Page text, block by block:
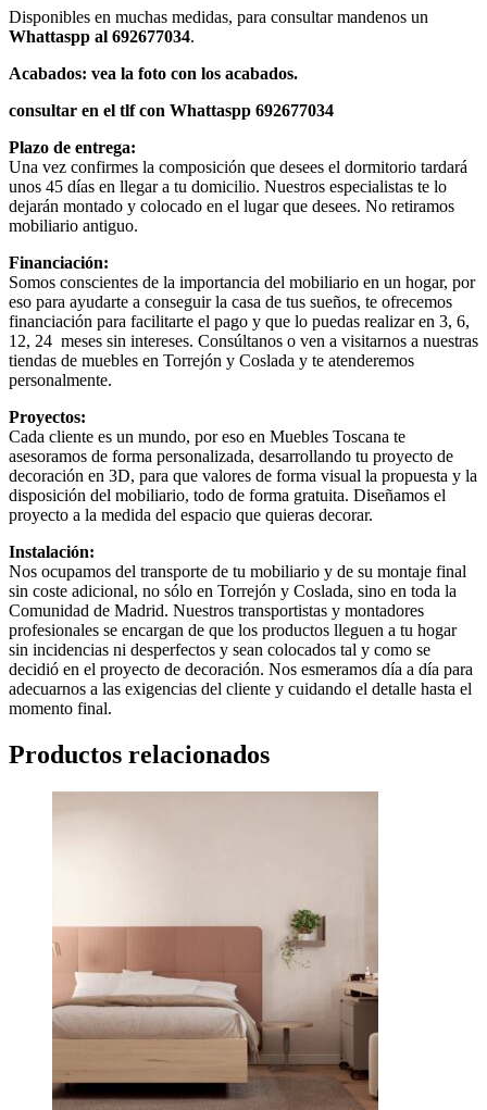
Disponibles en muchas medidas, para consultar mandenos un
Whattaspp al 692677034.
Acabados: vea la foto con los acabados.
consultar en el tlf con Whattaspp 692677034
Plazo de entrega:
Una vez confirmes la composición que desees el dormitorio tardará
unos 45 días en llegar a tu domicilio. Nuestros especialistas te lo
dejarán montado y colocado en el lugar que desees. No retiramos
mobiliario antiguo.
Financiación:
Somos conscientes de la importancia del mobiliario en un hogar, por
eso para ayudarte a conseguir la casa de tus sueños, te ofrecemos
financiación para facilitarte el pago y que lo puedas realizar en 3, 6,
12, 24 meses sin intereses. Consúltanos o ven a visitarnos a nuestras
tiendas de muebles en Torrejón y Coslada y te atenderemos
personalmente.
Proyectos:
Cada cliente es un mundo, por eso en Muebles Toscana te
asesoramos de forma personalizada, desarrollando tu proyecto de
decoración en 3D, para que valores de forma visual la propuesta y la
disposición del mobiliario, todo de forma gratuita. Diseñamos el
proyecto a la medida del espacio que quieras decorar.
Instalación:
Nos ocupamos del transporte de tu mobiliario y de su montaje final
sin coste adicional, no sólo en Torrejón y Coslada, sino en toda la
Comunidad de Madrid. Nuestros transportistas y montadores
profesionales se encargan de que los productos lleguen a tu hogar
sin incidencias ni desperfectos y sean colocados tal y como se
decidió en el proyecto de decoración. Nos esmeramos día a día para
adecuarnos a las exigencias del cliente y cuidando el detalle hasta el
momento final.
Productos relacionados